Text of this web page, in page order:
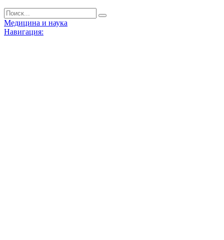
Медицина и наука
Навигация: